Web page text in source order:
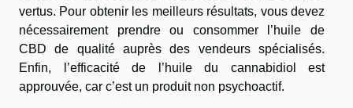
vertus. Pour obtenir les meilleurs résultats, vous devez
nécessairement prendre ou consommer l’huile de
CBD de qualité auprès des vendeurs spécialisés.
Enfin, l’efficacité de l’huile du cannabidiol est
approuvée, car c’est un produit non psychoactif.